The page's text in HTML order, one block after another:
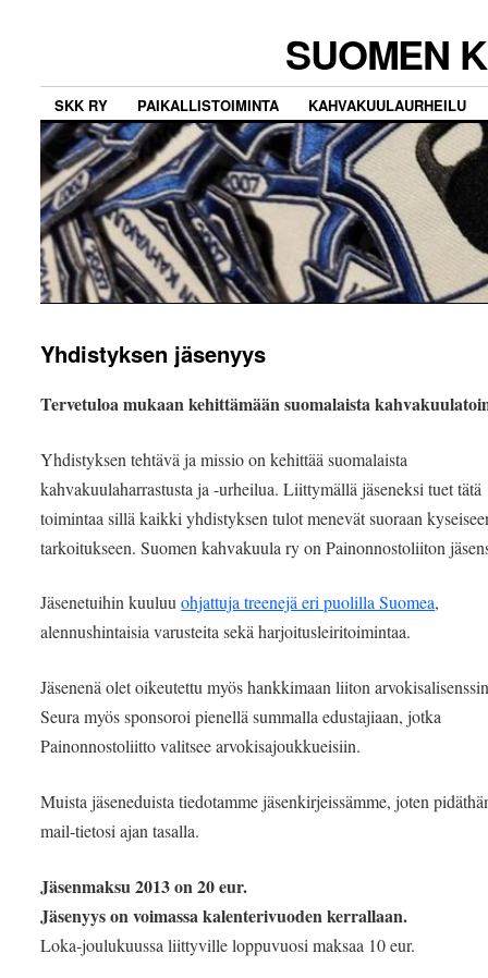
SUOMEN
SKK RY PAIKALLISTOIMINTA KAHVAKUULAURHEILU
Yhdistyksen jäsenyys
Tervetuloa mukaan kehittämään suomalaista
Yhdistyksen tehtävä ja missio on kehittää suomalaista
kahvakuulaharrastusta ja -urheilua. Liittymällä jäseneksi tuet tätä
toimintaa sillä kaikki yhdistyksen tulot menevät suoraan
tarkoitukseen. Suomen kahvakuula ry on Painonnostoliiton
Jäsenetuihin kuuluuohjattuja treenejä eri puolilla Suomea,
alennushintaisia varusteita sekä harjoitusleiritoimintaa.
Jäsenenä olet oikeutettu myös hankkimaan liiton
Seura myös sponsoroi pienellä summalla edustajiaan, jotka
Painonnostoliitto valitsee arvokisajoukkueisiin.
Muista jäseneduista tiedotamme jäsenkirjeissämme, joten
mail-tietosi ajan tasalla.
Jäsenmaksu 2013 on 20 eur.
Jäsenyys on voimassa kalenterivuoden kerrallaan.
Loka-joulukuussa liittyville loppuvuosi maksaa 10 eur.